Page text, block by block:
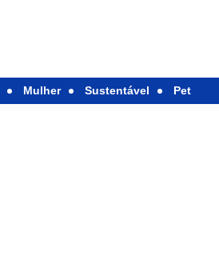
Mulher Sustentável Pet